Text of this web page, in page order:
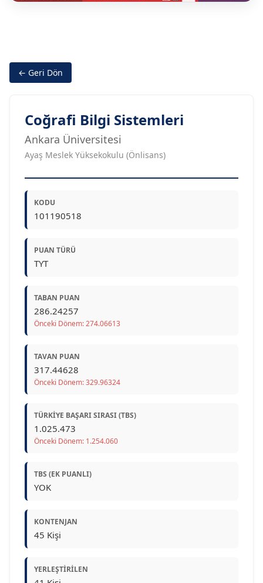
← Geri Dön
Coğrafi Bilgi Sistemleri
Ankara Üniversitesi
Ayaş Meslek Yüksekokulu (Önlisans)
KODU
101190518
PUAN TÜRÜ
TYT
TABAN PUAN
286.24257
Önceki Dönem: 274.06613
TAVAN PUAN
317.44628
Önceki Dönem: 329.96324
TÜRKIYE BAŞARI SIRASI (TBS)
1.025.473
Önceki Dönem: 1.254.060
TBS (EK PUANLI)
YOK
KONTENJAN
45 Kişi
YERLEŞTIRILEN